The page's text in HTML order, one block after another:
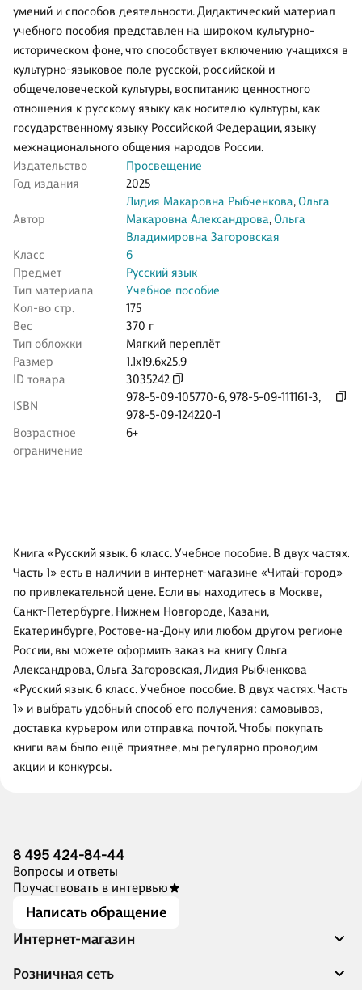
умений и способов деятельности. Дидактический материал
учебного пособия представлен на широком культурно-
историческом фоне, что способствует включению учащихся в
культурно-языковое поле русской, российской и
общечеловеческой культуры, воспитанию ценностного
отношения к русскому языку как носителю культуры, как
государственному языку Российской Федерации, языку
межнационального общения народов России.
Издательство
Просвещение
Год издания
2025
Автор
Лидия Макаровна Рыбченкова,Ольга
Макаровна Александрова,Ольга
Владимировна Загоровская
Класс
6
Предмет
Русский язык
Тип материала
Учебное пособие
Кол-во стр.
175
Вес
370 г
Тип обложки
Мягкий переплёт
Размер
1.1x19.6x25.9
ID товара
3035242
ISBN
978-5-09-105770-6,978-5-09-111161-3,
978-5-09-124220-1
Возрастное
ограничение
6+
Книга «Русский язык. 6 класс. Учебное пособие. В двух частях.
Часть 1» есть в наличии в интернет-магазине «Читай-город»
по привлекательной цене. Если вы находитесь в Москве,
Санкт-Петербурге, Нижнем Новгороде, Казани,
Екатеринбурге, Ростове-на-Дону или любом другом регионе
России, вы можете оформить заказ на книгу Ольга
Александрова, Ольга Загоровская, Лидия Рыбченкова
«Русский язык. 6 класс. Учебное пособие. В двух частях. Часть
1» и выбрать удобный способ его получения: самовывоз,
доставка курьером или отправка почтой. Чтобы покупать
книги вам было ещё приятнее, мы регулярно проводим
акции и конкурсы.
8 495 424-84-44
Вопросы и ответы
Поучаствовать в интервью
Написать обращение
Интернет-магазин
Акции
Розничная сеть